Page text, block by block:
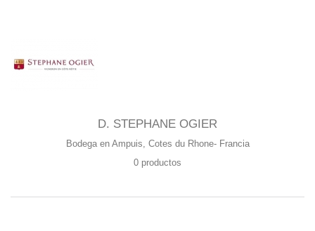
D. STEPHANE OGIER
Bodega en Ampuis, Cotes du Rhone- Francia
0 productos